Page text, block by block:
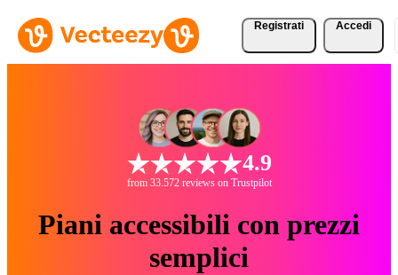
Registrati Accedi
4.9
from 33.572 reviews on Trustpilot
Piani accessibili con prezzi
semplici